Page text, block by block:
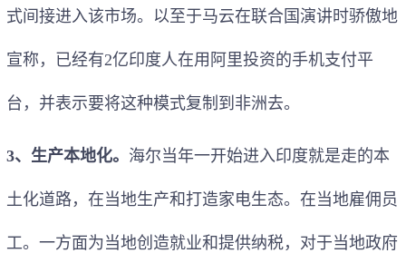
式间接进入该市场。以至于马云在联合国演讲时骄傲地
宣称，已经有2亿印度人在用阿里投资的手机支付平
台，并表示要将这种模式复制到非洲去。
3、生产本地化。 海尔当年一开始进入印度就是走的本
土化道路，在当地生产和打造家电生态。在当地雇佣员
工。一方面为当地创造就业和提供纳税，对于当地政府